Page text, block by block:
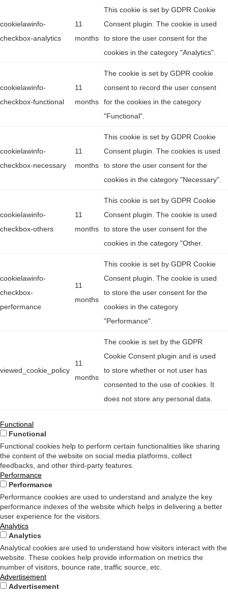
cookielawinfo-
checkbox-analytics
11
months
This cookie is set by GDPR Cookie
Consent plugin. The cookie is used
to store the user consent for the
cookies in the category "Analytics".
cookielawinfo-
checkbox-functional
11
months
The cookie is set by GDPR cookie
consent to record the user consent
for the cookies in the category
"Functional".
cookielawinfo-
checkbox-necessary
11
months
This cookie is set by GDPR Cookie
Consent plugin. The cookies is used
to store the user consent for the
cookies in the category "Necessary".
cookielawinfo-
checkbox-others
11
months
This cookie is set by GDPR Cookie
Consent plugin. The cookie is used
to store the user consent for the
cookies in the category "Other.
cookielawinfo-
checkbox-
performance
11
months
This cookie is set by GDPR Cookie
Consent plugin. The cookie is used
to store the user consent for the
cookies in the category
"Performance".
viewed_cookie_policy
11
months
The cookie is set by the GDPR
Cookie Consent plugin and is used
to store whether or not user has
consented to the use of cookies. It
does not store any personal data.
Functional
Functional
Functional cookies help to perform certain functionalities like sharing
the content of the website on social media platforms, collect
feedbacks, and other third-party features.
Performance
Performance
Performance cookies are used to understand and analyze the key
performance indexes of the website which helps in delivering a better
user experience for the visitors.
Analytics
Analytics
Analytical cookies are used to understand how visitors interact with the
website. These cookies help provide information on metrics the
number of visitors, bounce rate, traffic source, etc.
Advertisement
Advertisement